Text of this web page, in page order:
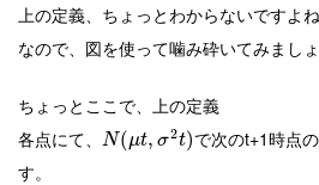
上の定義、ちょっとわからないですよね
なので、図を使って噛み砕いてみましょ
ちょっとここで、上の定義
各点にて、
N(μt, σ2t)で次のt+1時点
す。